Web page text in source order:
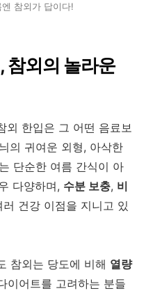
참외가 답이다!
,참외의 놀라운
외 한입은 그 어떤 음료보
의 귀여운 외형, 아삭한
단순한 여름 간식이 아
다양하며, 수분 보충, 비
러 건강 이점을 지니고 있
참외는 당도에 비해 열량
이어트를 고려하는 분들